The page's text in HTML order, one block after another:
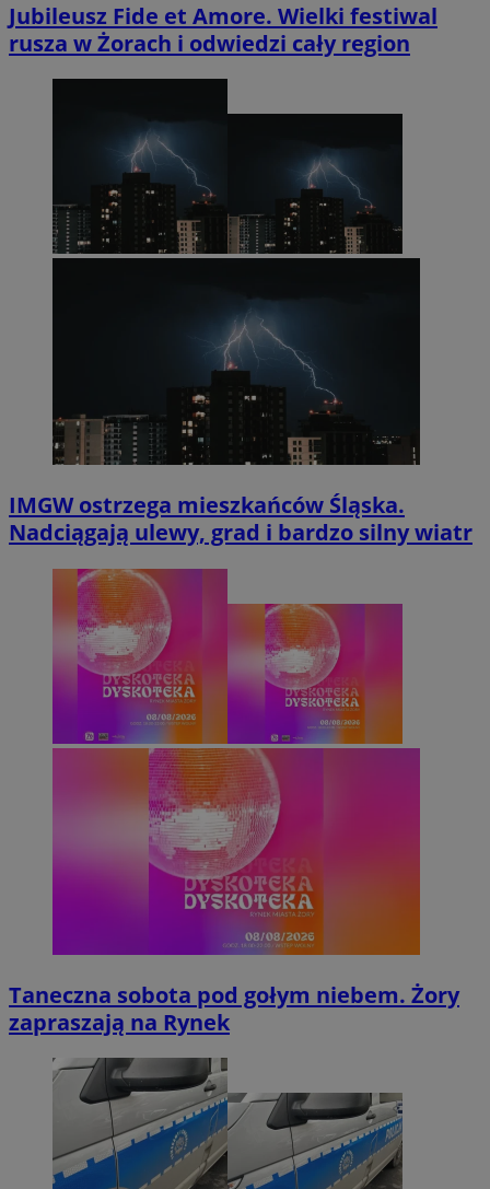
Jubileusz Fide et Amore. Wielki festiwal
rusza w Żorach i odwiedzi cały region
IMGW ostrzega mieszkańców Śląska.
Nadciągają ulewy, grad i bardzo silny wiatr
Taneczna sobota pod gołym niebem. Żory
zapraszają na Rynek